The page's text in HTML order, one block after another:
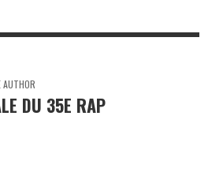
DU 35E RAP